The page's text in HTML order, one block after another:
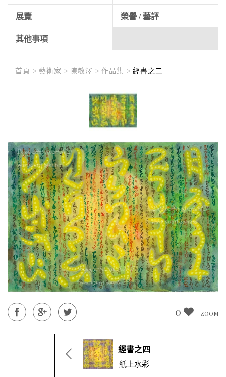
展覽 榮譽 / 藝評
其他事項
首頁 > 藝術家 > 陳敏澤 > 作品集 > 經書之二
0 ZOOM
經書之四
紙上水彩